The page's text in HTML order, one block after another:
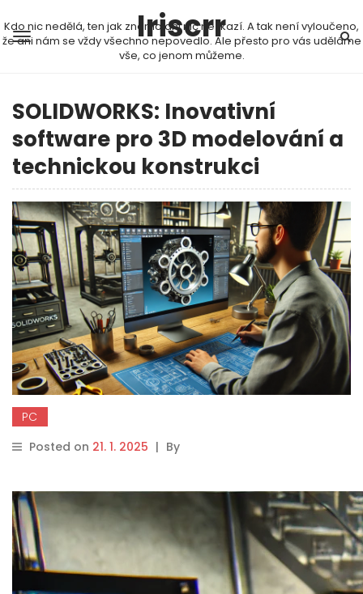
Iriscrr
Kdo nic nedělá, ten jak známo ani nic nezkazí. A tak není vyloučeno,
že ani nám se vždy všechno nepovedlo. Ale přesto pro vás uděláme
vše, co jenom můžeme.
SOLIDWORKS: Inovativní
software pro 3D modelování a
technickou konstrukci
PC
Posted on 21. 1. 2025 | By